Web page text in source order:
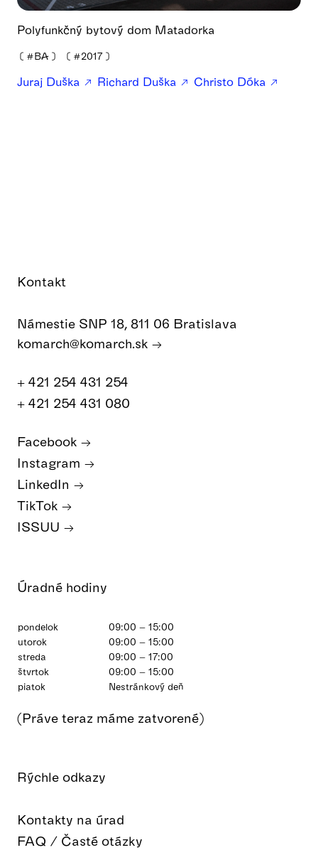
Polyfunkčný bytový dom Matadorka
❪ #BA ❫ ❪ #2017 ❫
Juraj Duška Richard Duška Christo Dóka
Rýchle odkazy
Kontakty na úrad
FAQ / Časté otázky
Úradné hodiny
pondelok
09:00 – 15:00
utorok
09:00 – 15:00
streda
09:00 – 17:00
štvrtok
09:00 – 15:00
piatok
Nestránkový deň
(Práve teraz máme zatvorené)
Kontakt
Námestie SNP 18, 811 06 Bratislava
komarch@komarch.sk
+ 421 254 431 254
+ 421 254 431 080
Facebook
Instagram
LinkedIn
TikTok
ISSUU